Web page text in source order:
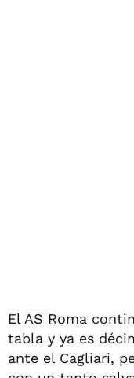
El AS Roma
tabla y ya es
ante el Cagliari,